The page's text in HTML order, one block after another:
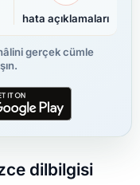
hata açıklamaları
gerçek cümle
dilbilgisi